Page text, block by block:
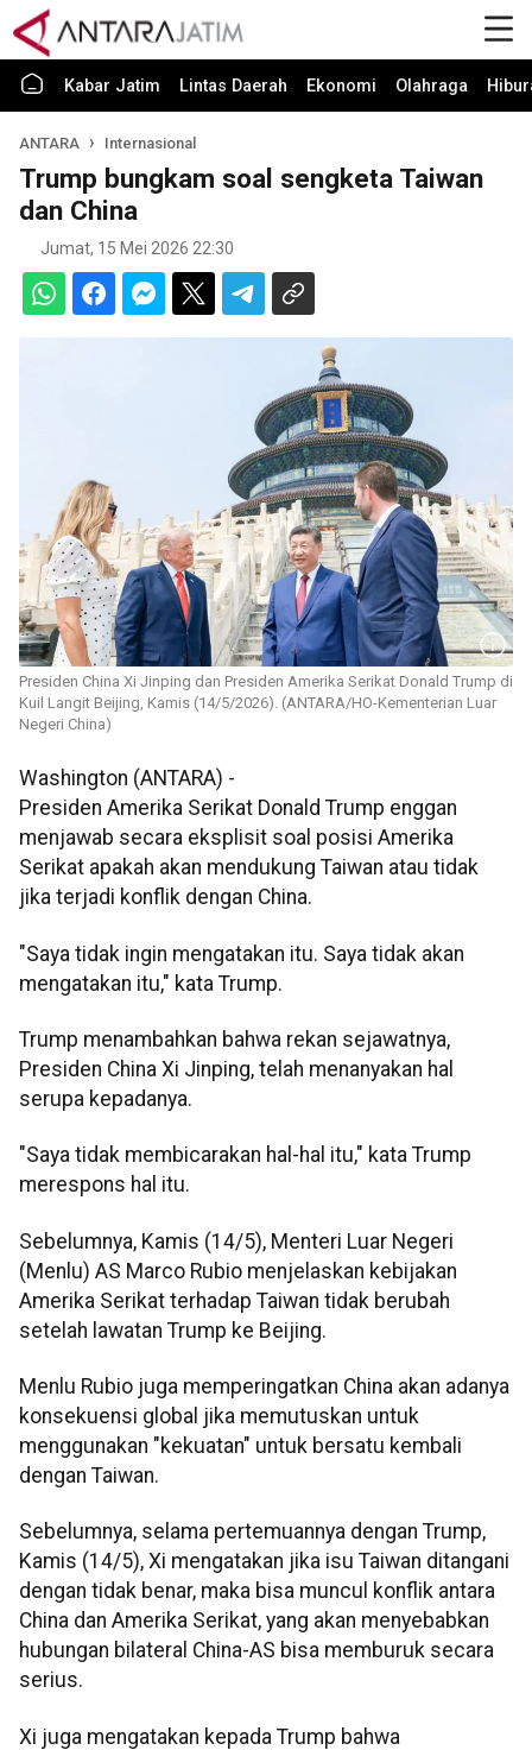
Kabar Jatim Lintas Daerah Ekonomi Olahraga
ANTARA Internasional
Trump bungkam soal sengketa Taiwan
dan China
Jumat, 15 Mei 2026 22:30
Presiden China Xi Jinping dan Presiden Amerika Serikat Donald Trump di
Kuil Langit Beijing, Kamis (14/5/2026). (ANTARA/HO-Kementerian Luar
Negeri China)
Washington (ANTARA) -
Presiden Amerika Serikat Donald Trump enggan
menjawab secara eksplisit soal posisi Amerika
Serikat apakah akan mendukung Taiwan atau tidak
jika terjadi konflik dengan China.
"Saya tidak ingin mengatakan itu. Saya tidak akan
mengatakan itu," kata Trump.
Trump menambahkan bahwa rekan sejawatnya,
Presiden China Xi Jinping, telah menanyakan hal
serupa kepadanya.
"Saya tidak membicarakan hal-hal itu," kata Trump
merespons hal itu.
Sebelumnya, Kamis (14/5), Menteri Luar Negeri
(Menlu) AS Marco Rubio menjelaskan kebijakan
Amerika Serikat terhadap Taiwan tidak berubah
setelah lawatan Trump ke Beijing.
Menlu Rubio juga memperingatkan China akan adanya
konsekuensi global jika memutuskan untuk
menggunakan "kekuatan" untuk bersatu kembali
dengan Taiwan.
Sebelumnya, selama pertemuannya dengan Trump,
Kamis (14/5), Xi mengatakan jika isu Taiwan ditangani
dengan tidak benar, maka bisa muncul konflik antara
China dan Amerika Serikat, yang akan menyebabkan
hubungan bilateral China-AS bisa memburuk secara
serius.
Xi juga mengatakan kepada Trump bahwa